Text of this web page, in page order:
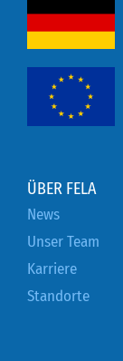
ÜBER FELA
News
Unser Team
Karriere
Standorte